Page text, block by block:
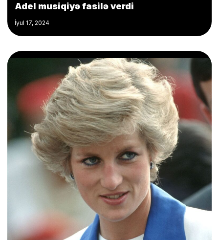
Adel musiqiyə fasilə verdi
İyul 17, 2024